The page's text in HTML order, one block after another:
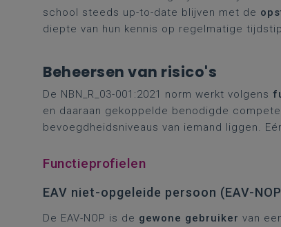
school steeds up-to-date blijven met de
diepte van hun kennis op regelmatige
Beheersen van risico's
De NBN_R_03-001:2021 norm werkt volgens
en daaraan gekoppelde benodigde
bevoegdheidsniveaus van iemand liggen.
Functieprofielen
EAV niet-opgeleide persoon (EAV-
De EAV-NOP is de gewone gebruiker van